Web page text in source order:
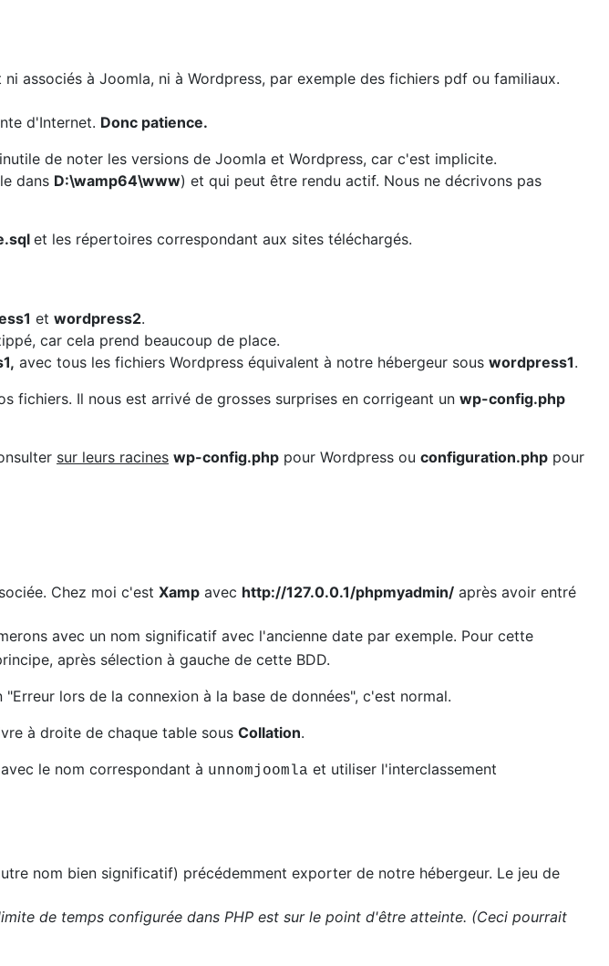
associés à Joomla, ni à Wordpress, par exemple des fichiers pdf ou familiaux.
d'Internet. Donc patience.
de noter les versions de Joomla et Wordpress, car c'est implicite.
dans D:\wamp64\www) et qui peut être rendu actif. Nous ne décrivons pas
et les répertoires correspondant aux sites téléchargés.
et wordpress2.
car cela prend beaucoup de place.
avec tous les fichiers Wordpress équivalent à notre hébergeur sous wordpress1.
fichiers. Il nous est arrivé de grosses surprises en corrigeant un wp-config.php
sur leurs racines wp-config.php pour Wordpress ou configuration.php pour
Chez moi c'est Xamp avec http://127.0.0.1/phpmyadmin/ après avoir entré
avec un nom significatif avec l'ancienne date par exemple. Pour cette
après sélection à gauche de cette BDD.
"Erreur lors de la connexion à la base de données", c'est normal.
à droite de chaque table sous Collation.
le nom correspondant à unnomjoomla et utiliser l'interclassement
nom bien significatif) précédemment exporter de notre hébergeur. Le jeu de
de temps configurée dans PHP est sur le point d'être atteinte. (Ceci pourrait